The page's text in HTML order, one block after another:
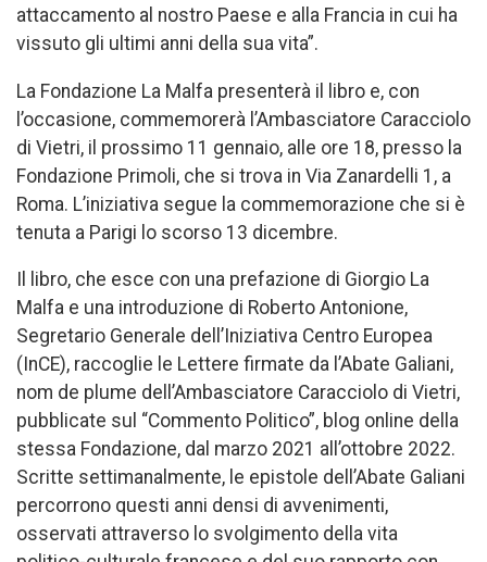
attaccamento al nostro Paese e alla Francia in cui ha
vissuto gli ultimi anni della sua vita”.
La Fondazione La Malfa presenterà il libro e, con
l’occasione, commemorerà l’Ambasciatore Caracciolo
di Vietri, il prossimo 11 gennaio, alle ore 18, presso la
Fondazione Primoli, che si trova in Via Zanardelli 1, a
Roma. L’iniziativa segue la commemorazione che si è
tenuta a Parigi lo scorso 13 dicembre.
Il libro, che esce con una prefazione di Giorgio La
Malfa e una introduzione di Roberto Antonione,
Segretario Generale dell’Iniziativa Centro Europea
(InCE), raccoglie le Lettere firmate da l’Abate Galiani,
nom de plume dell’Ambasciatore Caracciolo di Vietri,
pubblicate sul “Commento Politico”, blog online della
stessa Fondazione, dal marzo 2021 all’ottobre 2022.
Scritte settimanalmente, le epistole dell’Abate Galiani
percorrono questi anni densi di avvenimenti,
osservati attraverso lo svolgimento della vita